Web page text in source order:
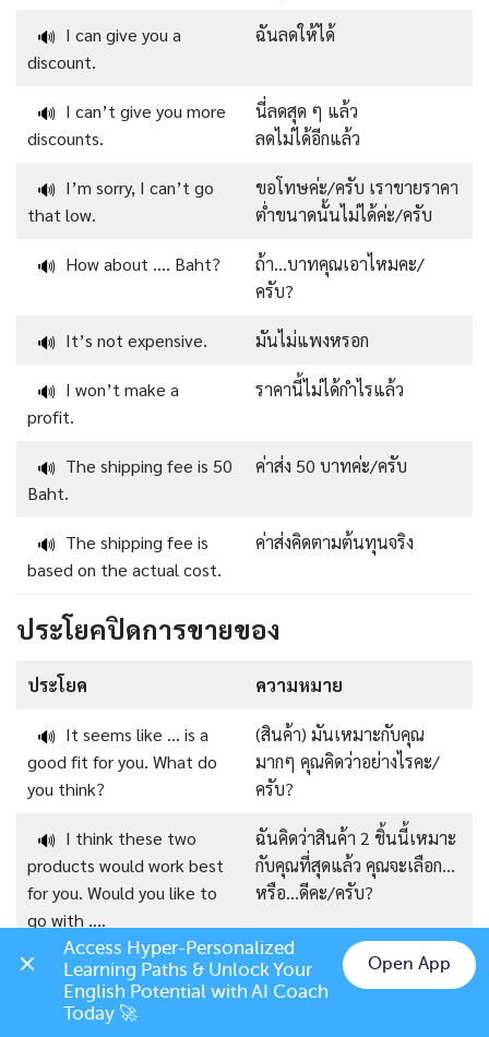
🔊 I can give you a
discount.
ฉันลดให้ได้
🔊 I can’t give you more
discounts.
นี่ลดสุด ๆ แล้ว
ลดไม่ได้อีกแล้ว
🔊 I’m sorry, I can’t go
that low.
ขอโทษค่ะ/ครับ เราขายราคา
ต่ำขนาดนั้นไม่ได้ค่ะ/ครับ
🔊 How about …. Baht?
ถ้า…บาทคุณเอาไหมคะ/
ครับ?
🔊 It’s not expensive. มันไม่แพงหรอก
🔊 I won’t make a
profit.
ราคานี้ไม่ได้กำไรแล้ว
🔊 The shipping fee is 50
Baht.
ค่าส่ง 50 บาทค่ะ/ครับ
🔊 The shipping fee is
based on the actual cost.
ค่าส่งคิดตามต้นทุนจริง
ประโยคปิดการขายของ
ประโยค ความหมาย
🔊 It seems like … is a
good fit for you. What do
you think?
(สินค้า) มันเหมาะกับคุณ
มากๆ คุณคิดว่าอย่างไรคะ/
ครับ?
🔊 I think these two
products would work best
for you. Would you like to
go with ….
ฉันคิดว่าสินค้า 2 ชิ้นนี้เหมาะ
กับคุณที่สุดแล้ว คุณจะเลือก…
หรือ…ดีคะ/ครับ?
Why don’t you give it
a try?
ทำไมคุณไม่ลองดูล่ะคะ/ครับ?
Chat on LINE
Access Hyper-Personalized
Learning Paths & Unlock Your
English Potential with AI Coach
Today 🚀
Open App